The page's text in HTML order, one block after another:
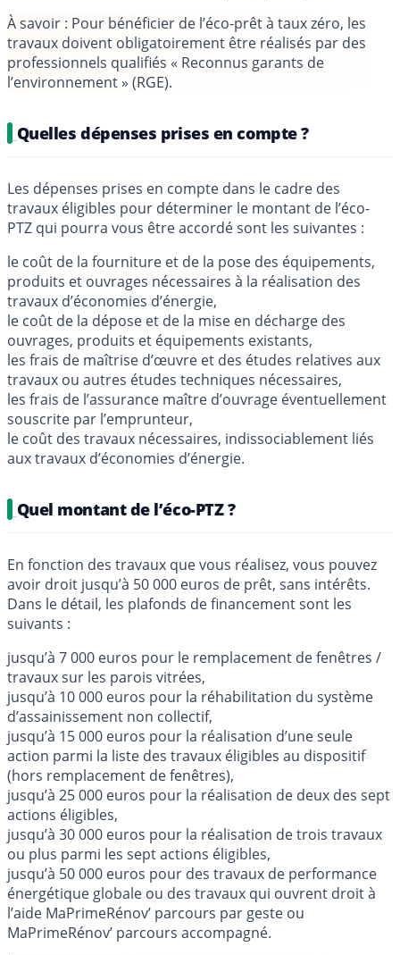
À savoir : Pour bénéficier de l’éco-prêt à taux zéro, les
travaux doivent obligatoirement être réalisés par des
professionnels qualifiés « Reconnus garants de
l’environnement » (RGE).
Quelles dépenses prises en compte ?
Les dépenses prises en compte dans le cadre des
travaux éligibles pour déterminer le montant de l’éco-
PTZ qui pourra vous être accordé sont les suivantes :
le coût de la fourniture et de la pose des équipements,
produits et ouvrages nécessaires à la réalisation des
travaux d’économies d’énergie,
le coût de la dépose et de la mise en décharge des
ouvrages, produits et équipements existants,
les frais de maîtrise d’œuvre et des études relatives aux
travaux ou autres études techniques nécessaires,
les frais de l’assurance maître d’ouvrage éventuellement
souscrite par l’emprunteur,
le coût des travaux nécessaires, indissociablement liés
aux travaux d’économies d’énergie.
Quel montant de l’éco-PTZ ?
En fonction des travaux que vous réalisez, vous pouvez
avoir droit jusqu’à 50 000 euros de prêt, sans intérêts.
Dans le détail, les plafonds de financement sont les
suivants :
jusqu’à 7 000 euros pour le remplacement de fenêtres /
travaux sur les parois vitrées,
jusqu’à 10 000 euros pour la réhabilitation du système
d’assainissement non collectif,
jusqu’à 15 000 euros pour la réalisation d’une seule
action parmi la liste des travaux éligibles au dispositif
(hors remplacement de fenêtres),
jusqu’à 25 000 euros pour la réalisation de deux des sept
actions éligibles,
jusqu’à 30 000 euros pour la réalisation de trois travaux
ou plus parmi les sept actions éligibles,
jusqu’à 50 000 euros pour des travaux de performance
énergétique globale ou des travaux qui ouvrent droit à
l’aide MaPrimeRénov’ parcours par geste ou
MaPrimeRénov’ parcours accompagné.